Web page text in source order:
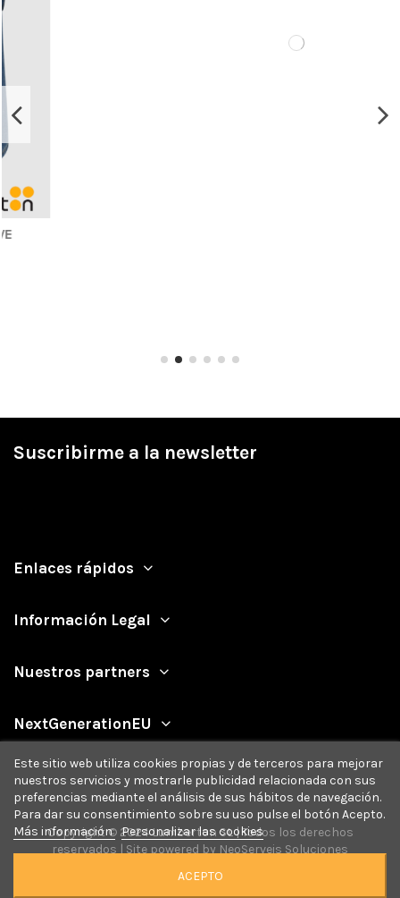
Suscribirme a la newsletter
Enlaces rápidos
Información Legal
Nuestros partners
NextGenerationEU
Este sitio web utiliza cookies propias y de terceros para mejorar
nuestros servicios y mostrarle publicidad relacionada con sus
preferencias mediante el análisis de sus hábitos de navegación.
Para dar su consentimiento sobre su uso pulse el botón Acepto.
Más información Personalizar las cookies
ACEPTO
Copyright © 2024 Lumberton SL | Todos los derechos
reservados | Site powered by NeoServeis Soluciones